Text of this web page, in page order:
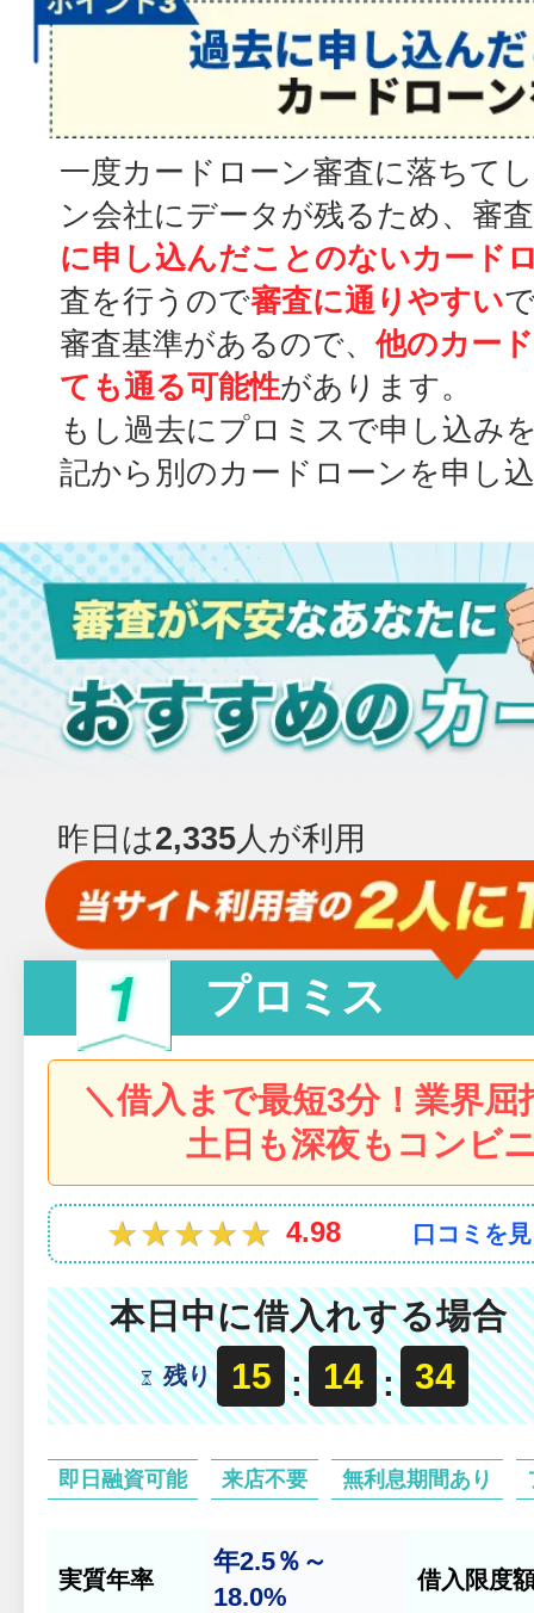
一度カードローン審査に落ちて
ン会社にデータが残るため、審
に申し込んだことのないカード
査を行うので審査に通りやすい
審査基準があるので、他のカー
ても通る可能性があります。
もし過去にプロミスで申し込み
記から別のカードローンを申し
昨日は2,335人が利用
プロミス
＼借入まで最短3分！業界
土日も深夜もコンビ
★★★★★
★★★★★ 4.98 口コミを
本日中に借入れする場合
残り 15 : 14 : 32
即日融資可能 来店不要 無利息期間あり
実質年率
年2.5％～
18.0%
借入限度